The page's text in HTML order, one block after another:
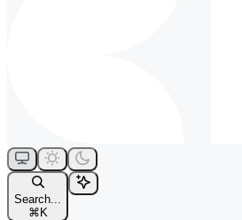
Search...
⌘ K